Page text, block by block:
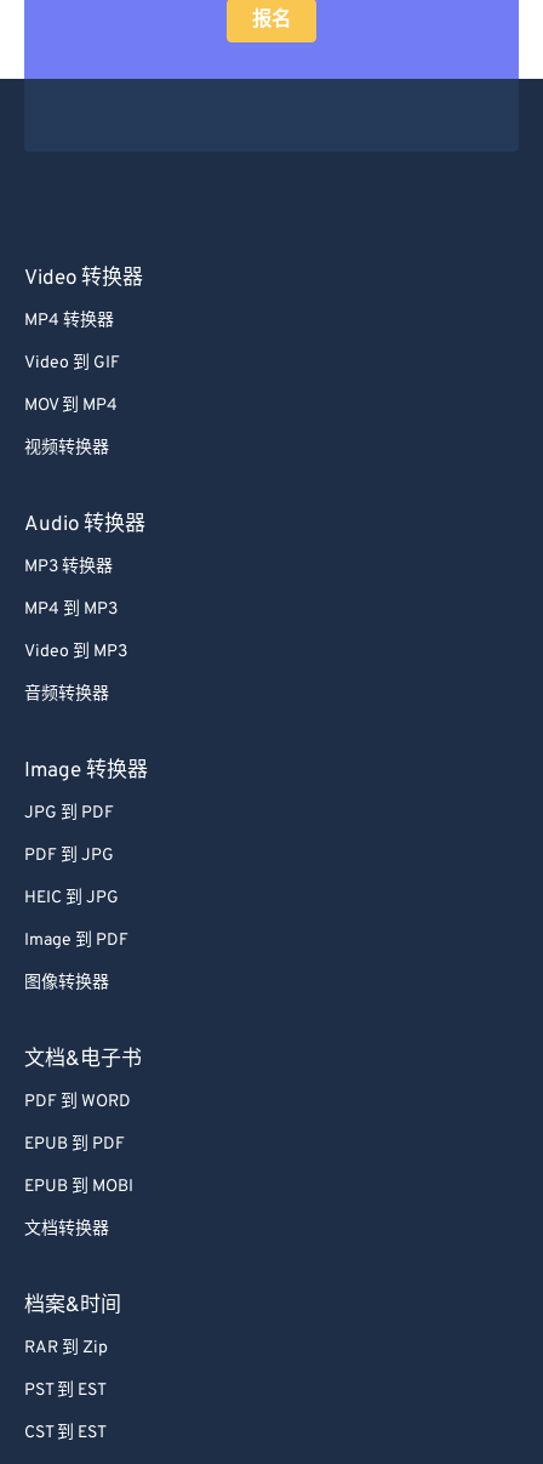
报名
Video 转换器
MP4 转换器
Video 到 GIF
MOV 到 MP4
视频转换器
Audio 转换器
MP3 转换器
MP4 到 MP3
Video 到 MP3
音频转换器
Image 转换器
JPG 到 PDF
PDF 到 JPG
HEIC 到 JPG
Image 到 PDF
图像转换器
文档&电子书
PDF 到 WORD
EPUB 到 PDF
EPUB 到 MOBI
文档转换器
档案&时间
RAR 到 Zip
PST 到 EST
CST 到 EST